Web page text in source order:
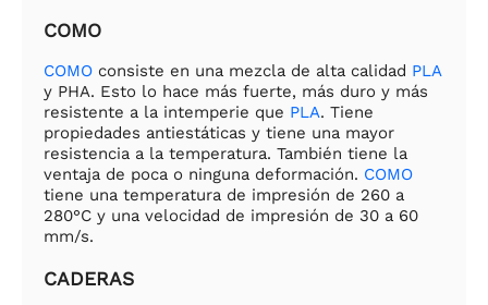
COMO
COMO consiste en una mezcla de alta calidad PLA
y PHA. Esto lo hace más fuerte, más duro y más
resistente a la intemperie que PLA. Tiene
propiedades antiestáticas y tiene una mayor
resistencia a la temperatura. También tiene la
ventaja de poca o ninguna deformación. COMO
tiene una temperatura de impresión de 260 a
280°C y una velocidad de impresión de 30 a 60
mm/s.
CADERAS